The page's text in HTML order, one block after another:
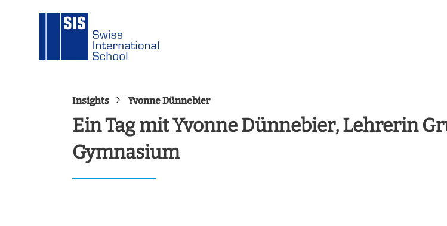
Insights Yvonne Dünnebier
Ein Tag mit Yvonne Dünnebier, Lehrerin
Gymnasium